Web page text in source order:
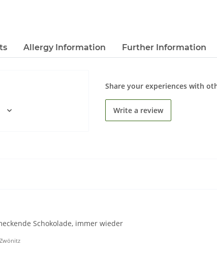
Allergy Information Further Information
Share your experiences with
Write a review
Schokolade, immer wieder